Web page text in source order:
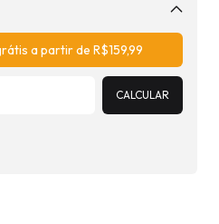
a partir de R$159,99
CALCULAR